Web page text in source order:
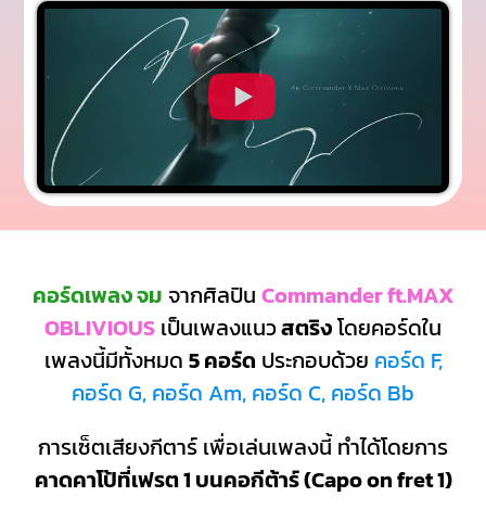
คอร์ดเพลง จม จากศิลปิน Commander ft.MAX
OBLIVIOUS เป็นเพลงแนวสตริงโดยคอร์ดใน
เพลงนี้มีทั้งหมด 5 คอร์ด ประกอบด้วย คอร์ด F,
คอร์ด G, คอร์ด Am, คอร์ด C, คอร์ด Bb
การเซ็ตเสียงกีตาร์ เพื่อเล่นเพลงนี้ ทำได้โดยการ
คาดคาโป้ที่เฟรต 1 บนคอกีต้าร์ (Capo on fret 1)